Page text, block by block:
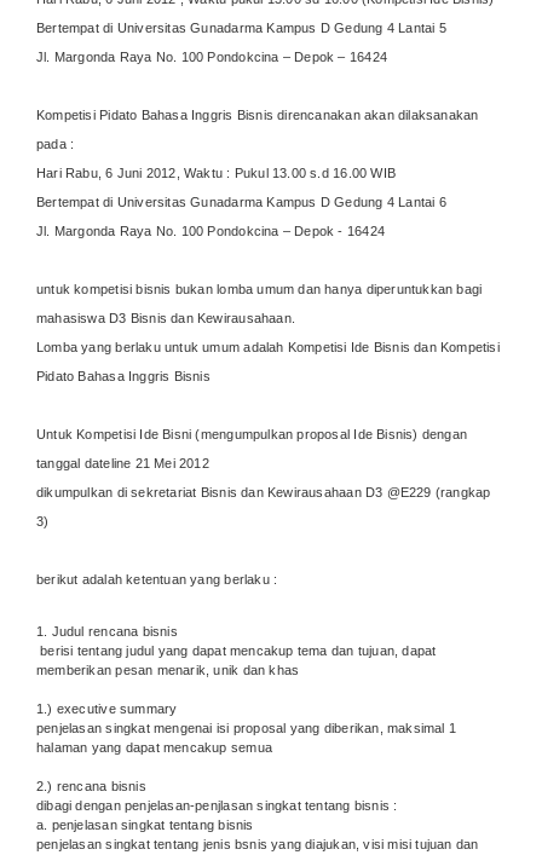
Bertempat di Universitas Gunadarma Kampus D Gedung 4 Lantai 5
Jl. Margonda Raya No. 100 Pondokcina – Depok – 16424
Kompetisi Pidato Bahasa Inggris Bisnis direncanakan akan dilaksanakan
pada :
Hari Rabu, 6 Juni 2012, Waktu : Pukul 13.00 s.d 16.00 WIB
Bertempat di Universitas Gunadarma Kampus D Gedung 4 Lantai 6
Jl. Margonda Raya No. 100 Pondokcina – Depok - 16424
untuk kompetisi bisnis bukan lomba umum dan hanya diperuntukkan bagi
mahasiswa D3 Bisnis dan Kewirausahaan.
Lomba yang berlaku untuk umum adalah Kompetisi Ide Bisnis dan Kompetisi
Pidato Bahasa Inggris Bisnis
Untuk Kompetisi Ide Bisni (mengumpulkan proposal Ide Bisnis) dengan
tanggal dateline 21 Mei 2012
dikumpulkan di sekretariat Bisnis dan Kewirausahaan D3 @E229 (rangkap
3)
berikut adalah ketentuan yang berlaku :
1. Judul rencana bisnis
berisi tentang judul yang dapat mencakup tema dan tujuan, dapat
memberikan pesan menarik, unik dan khas
1.) executive summary
penjelasan singkat mengenai isi proposal yang diberikan, maksimal 1
halaman yang dapat mencakup semua
2.) rencana bisnis
dibagi dengan penjelasan-penjlasan singkat tentang bisnis :
a. penjelasan singkat tentang bisnis
penjelasan singkat tentang jenis bsnis yang diajukan, visi misi tujuan dan